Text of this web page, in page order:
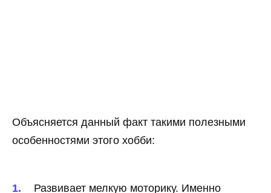
Объясняется данный факт такими полезными
особенностями этого хобби:
Развивает мелкую моторику. Именно